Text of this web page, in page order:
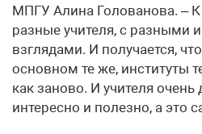
МПГУ Алина Голованова. –
разные учителя, с разными
взглядами. И получается,
основном те же, институты
как заново. И учителя
интересно и полезно, а это